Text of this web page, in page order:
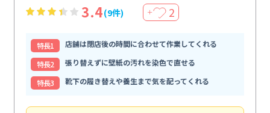
3.4(9件) ＋ 2
特⻑1
店舗は閉店後の時間に合わせて作業してくれる
特⻑2
張り替えずに壁紙の汚れを染色で直せる
特⻑3
靴下の履き替えや養生まで気を配ってくれる